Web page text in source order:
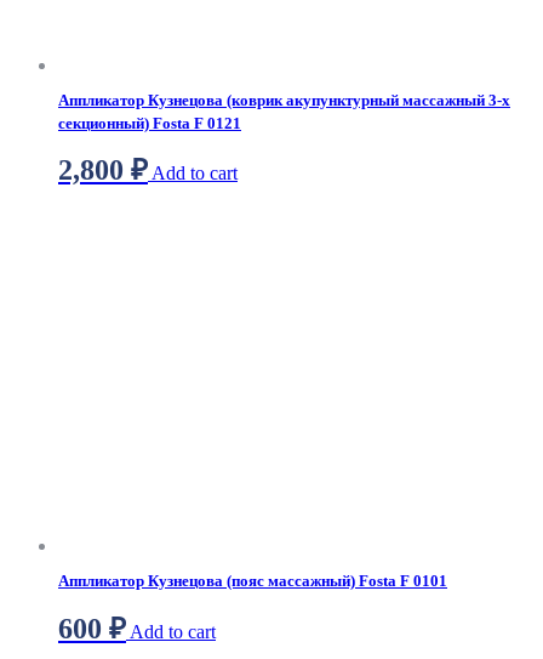
Аппликатор Кузнецова (коврик акупунктурный массажный 3-х
секционный) Fosta F 0121
2,800 ₽Add to cart
Аппликатор Кузнецова (пояс массажный) Fosta F 0101
600 ₽ Add to cart